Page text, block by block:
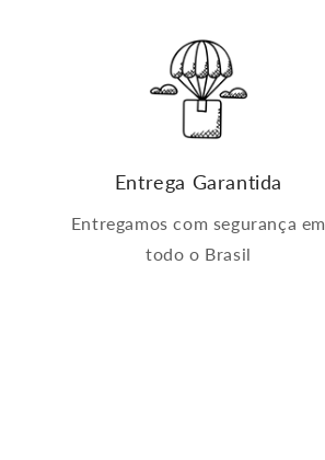
Entrega Garantida
Entregamos com segurança em
todo o Brasil